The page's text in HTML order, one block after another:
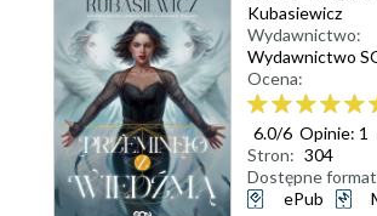
Kubasiewicz
Wydawnictwo:
Wydawnictwo
Ocena:
6.0/6 Opinie: 1
Stron: 304
Dostępne
ePub